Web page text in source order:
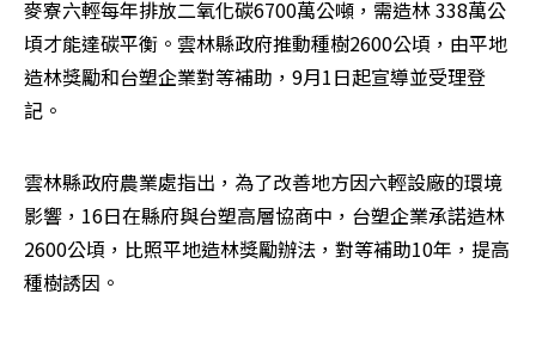
麥寮六輕每年排放二氧化碳6700萬公噸，需造林 338萬公
頃才能達碳平衡。雲林縣政府推動種樹2600公頃，由平地
造林獎勵和台塑企業對等補助，9月1日起宣導並受理登
記。
雲林縣政府農業處指出，為了改善地方因六輕設廠的環境
影響，16日在縣府與台塑高層協商中，台塑企業承諾造林
2600公頃，比照平地造林獎勵辦法，對等補助10年，提高
種樹誘因。